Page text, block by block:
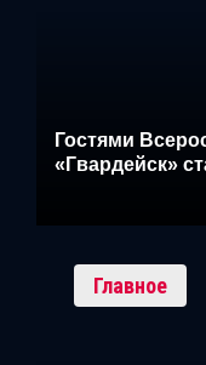
Гостями
«Гвардейск»
Главное